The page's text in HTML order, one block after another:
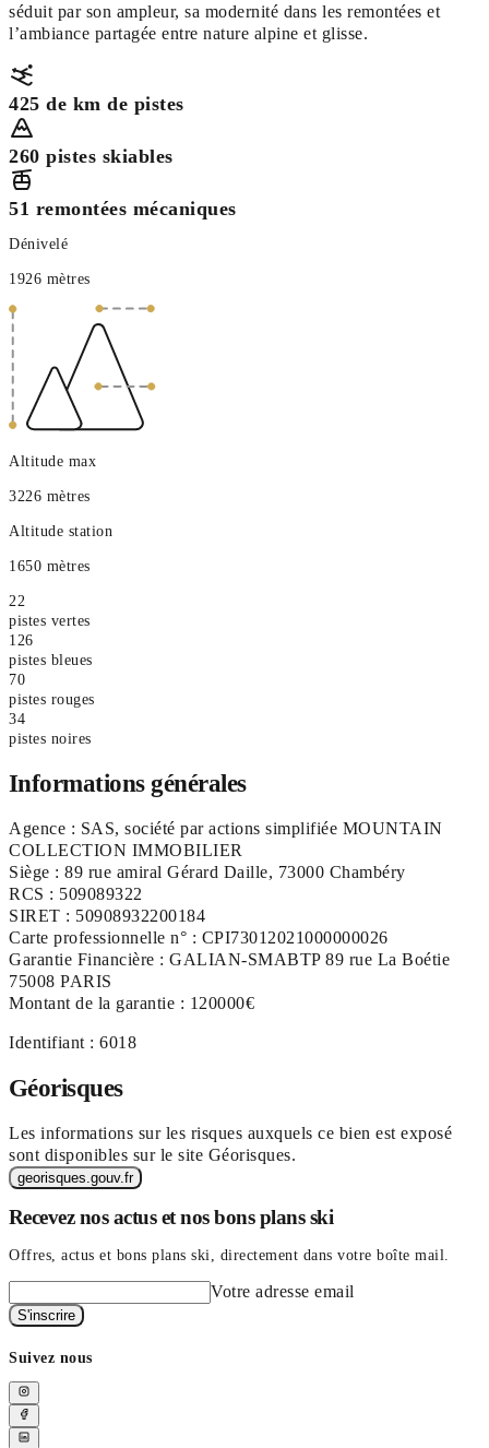
séduit par son ampleur, sa modernité dans les remontées et
l’ambiance partagée entre nature alpine et glisse.
425 de km de pistes
260 pistes skiables
51 remontées mécaniques
Dénivelé
1926 mètres
Altitude max
3226 mètres
Altitude station
1650 mètres
22
pistes vertes
126
pistes bleues
70
pistes rouges
34
pistes noires
Informations générales
Agence : SAS, société par actions simplifiée MOUNTAIN
COLLECTION IMMOBILIER
Siège : 89 rue amiral Gérard Daille, 73000 Chambéry
RCS : 509089322
SIRET : 50908932200184
Carte professionnelle n° : CPI73012021000000026
Garantie Financière : GALIAN-SMABTP 89 rue La Boétie
75008 PARIS
Montant de la garantie : 120000€
Identifiant : 6018
Géorisques
Les informations sur les risques auxquels ce bien est exposé
sont disponibles sur le site Géorisques.
georisques.gouv.fr
Recevez nos actus et nos bons plans ski
Offres, actus et bons plans ski, directement dans votre boîte mail.
Votre adresse email
S'inscrire
Suivez nous